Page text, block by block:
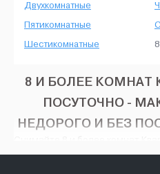
Двухкомнатные
Пятикомнатные
Шестикомнатные
8 И БОЛЕЕ КОМНАТ
ПОСУТОЧНО -
НЕДОРОГО И БЕЗ
Макеевка, на HOUSE24,